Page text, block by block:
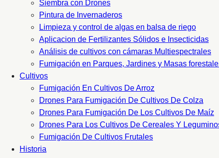
Siembra con Drones
Pintura de Invernaderos
Limpieza y control de algas en balsa de riego
Aplicacion de Fertilizantes Sólidos e Insecticidas
Análisis de cultivos con cámaras Multiespectrales
Fumigación en Parques, Jardines y Masas
Cultivos
Fumigación En Cultivos De Arroz
Drones Para Fumigación De Cultivos De Colza
Drones Para Fumigación De Los Cultivos De Maíz
Drones Para Los Cultivos De Cereales Y
Fumigación De Cultivos Frutales
Historia